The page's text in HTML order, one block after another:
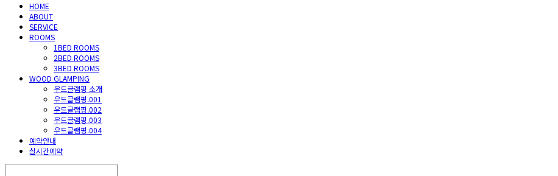
HOME
ABOUT
SERVICE
ROOMS
1BED ROOMS
2BED ROOMS
3BED ROOMS
WOOD GLAMPING
우드글램핑 소개
우드글램핑.001
우드글램핑.002
우드글램핑.003
우드글램핑.004
예약안내
실시간예약